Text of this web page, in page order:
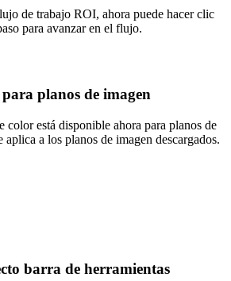
de trabajo ROI, ahora puede hacer clic
para avanzar en el flujo.
planos de imagen
color está disponible ahora para planos de
a los planos de imagen descargados.
barra de herramientas